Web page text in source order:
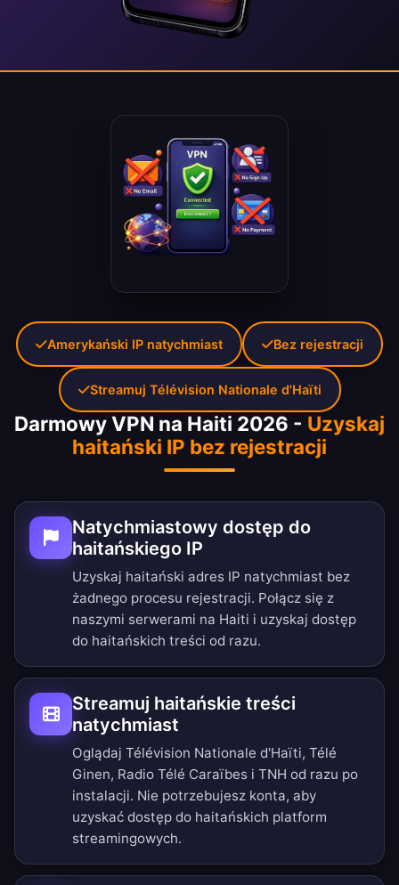
Darmowy VPN na Haiti 2026 - Uzyskaj
haitański IP bez rejestracji
Natychmiastowy dostęp do
haitańskiego IP
Uzyskaj haitański adres IP natychmiast bez
żadnego procesu rejestracji. Połącz się z
naszymi serwerami na Haiti i uzyskaj dostęp
do haitańskich treści od razu.
Streamuj haitańskie treści
natychmiast
Oglądaj Télévision Nationale d'Haïti, Télé
Ginen, Radio Télé Caraïbes i TNH od razu po
instalacji. Nie potrzebujesz konta, aby
uzyskać dostęp do haitańskich platform
streamingowych.
Amerykański IP natychmiast Bez rejestracji
Streamuj Télévision Nationale d'Haïti